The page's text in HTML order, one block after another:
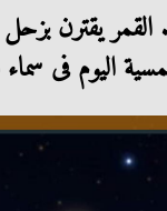
يقترن بزحل
اليوم فى